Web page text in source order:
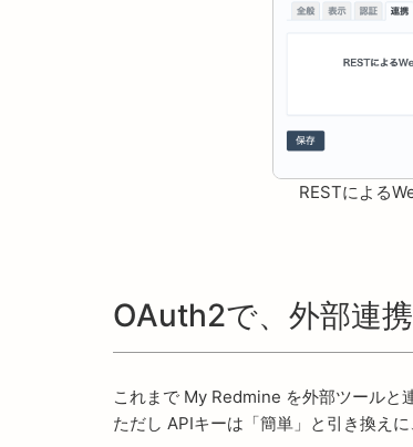
RESTによる
OAuth2で、外部連
これまで My Redmine を外部ツールと
ただし APIキーは「簡単」と引き換え